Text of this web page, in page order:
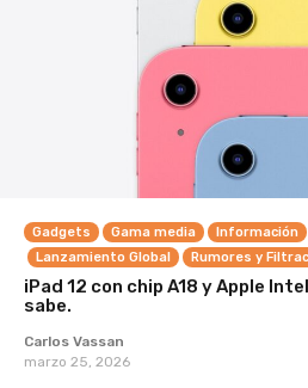
Gadgets Gama media Información
Lanzamiento Global
Rumores y
iPad 12 con chip A18 y Apple
sabe.
Carlos Vassan
marzo 25, 2026